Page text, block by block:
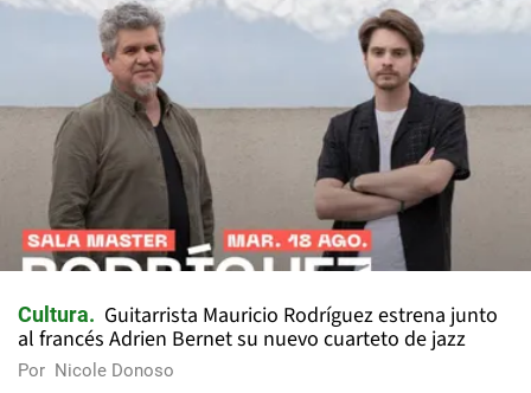
Cultura
Guitarrista Mauricio Rodríguez estrena junto
al francés Adrien Bernet su nuevo cuarteto de jazz
Por Nicole Donoso